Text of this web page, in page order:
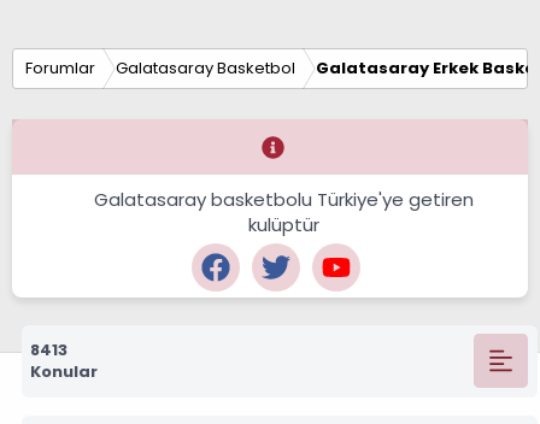
Forumlar Galatasaray Basketbol Galatasaray Erkek
Galatasaray basketbolu Türkiye'ye getiren
kulüptür
8413
Konular